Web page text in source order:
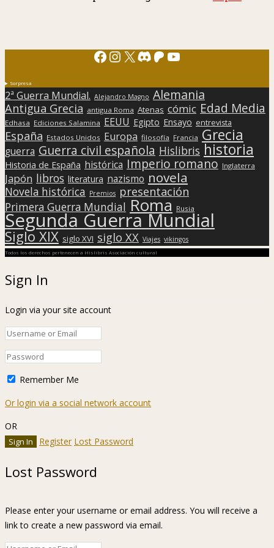
Facebook
Instagram
X Discord
Patreon
YouTube
Sorpresa
2ª Guerra Mundial. Alejandro Magno Alemania
Antigua Grecia antigua Roma Atenas cómic Edad Media
Edhasa Ediciones Salamina EEUU Egipto Ensayo entrevista
España Estados Unidos Europa filosofía Francia Grecia
guerra Guerra civil española Hislibris historia
Historia de España histórica Imperio romano Inglaterra
Japón libros literatura nazismo novela
Novela histórica Premios presentación
Primera Guerra Mundial Roma Rusia
Segunda Guerra Mundial
Siglo XIX siglo XVI siglo XX Viajes vikingos
Todos los derechos pertenecen a Hislibris Asociación cultural
Sign In
Login via your site account
Remember Me
Or login via a social network account
OR
Register Lost Password
Lost Password
Please enter your username or email address. You will receive a
link to create a new password via email.